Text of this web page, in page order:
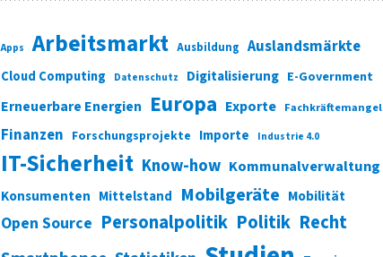
Apps Arbeitsmarkt Ausbildung Auslandsmärkte
Cloud Computing Datenschutz Digitalisierung E-Government
Erneuerbare Energien Europa Exporte Fachkräftemangel
Finanzen Forschungsprojekte Importe Industrie 4.0
IT-Sicherheit Know-how Kommunalverwaltung
Konsumenten Mittelstand Mobilgeräte Mobilität
Open Source Personalpolitik Politik Recht